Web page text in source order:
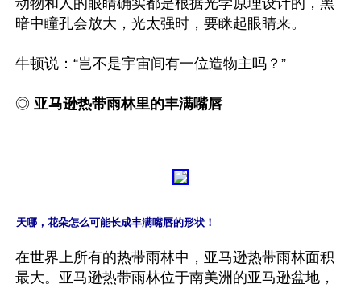
暗中瞳孔会放大，光太强时，要眯起眼睛来。
牛顿说：“岂不是宇宙间有一位造物主吗？”
◎ 亚马逊热带雨林里的丰满嘴唇
天哪，花朵怎么可能长成丰满嘴唇的形状！
在世界上所有的热带雨林中，亚马逊热带雨林面积
最大。亚马逊热带雨林位于南美洲的亚马逊盆地，